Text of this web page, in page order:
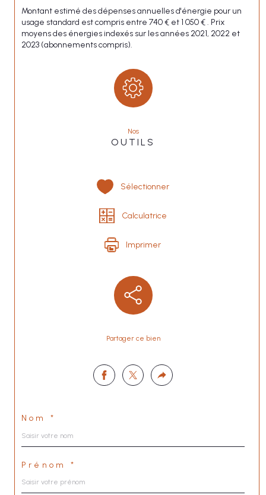
Montant estimé des dépenses annuelles d'énergie pour un
usage standard est compris entre 740 € et 1 050 € . Prix
moyens des énergies indexés sur les années 2021, 2022 et
2023 (abonnements compris).
Nos
OUTILS
Sélectionner
Calculatrice
Imprimer
Partager ce bien
Nom *
Prénom *